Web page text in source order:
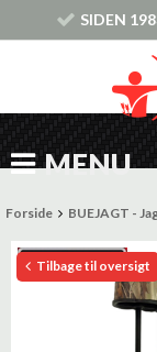
SIDEN
MENU
Forside BUEJAGT -
Tilbage til oversigt